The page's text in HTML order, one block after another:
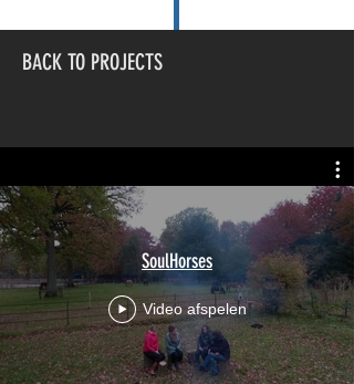
BACK TO PROJECTS
SoulHorses
Video afspelen